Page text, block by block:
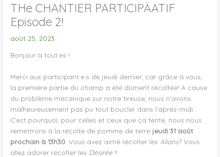
THe CHANTIER PARTICIPÄATIF
Episode 2!
août 25, 2023
Bonjour à tout.es !
Merci aux participant.e.s de jeudi dernier, car grâce à vous,
la première partie du champ a été dûment récoltée! A cause
du problème mécanique sur notre tireuse, nous n’avons
malheureusement pas pu tout boucler dans l’après-midi…
C’est pourquoi, pour celles et ceux que ça tente, nous nous
remettrons à la récolte de pomme de terre jeudi 31 août
prochain à 13h30 . Vous avez aimé récolter les Alians? Vous
allez adorer récolter les Désirée !!